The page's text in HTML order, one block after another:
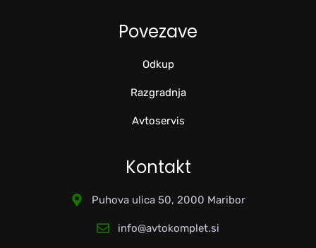
Povezave
Odkup
Razgradnja
Avtoservis
Kontakt
Puhova ulica 50, 2000 Maribor
info@avtokomplet.si